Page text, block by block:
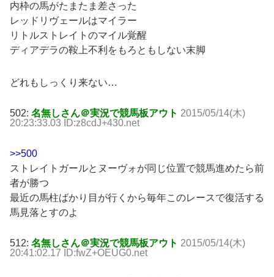
内枠の馬がたまたま差さった
レッドリヴェールはマイラー
リトルストレイトのマイル覚醒
ディアデラの鞍上不利をもろともしない末脚
どれもしっくり来ない…
502: 名無しさん＠実況で競馬板アウト 2015/05/14(木)
20:23:33.03 ID:z8cdJ+430.net
>>500
ストレイトガールとヌーヴォが同じ位置で競馬進めたら前
者が勝つ
最近の馬柱ばかり目が行くから毎年このレースで復活する
馬見落とすのよ
512: 名無しさん＠実況で競馬板アウト 2015/05/14(木)
20:41:02.17 ID:fwZ+OEUG0.net